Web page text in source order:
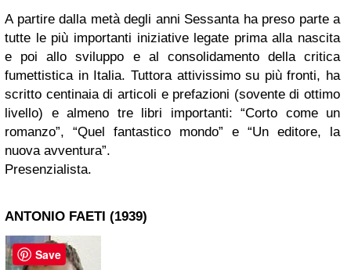
A partire dalla metà degli anni Sessanta ha preso parte a
tutte le più importanti iniziative legate prima alla nascita
e poi allo sviluppo e al consolidamento della critica
fumettistica in Italia. Tuttora attivissimo su più fronti, ha
scritto centinaia di articoli e prefazioni (sovente di ottimo
livello) e almeno tre libri importanti: “Corto come un
romanzo”, “Quel fantastico mondo” e “Un editore, la
nuova avventura”.
Presenzialista.
ANTONIO FAETI (1939)
Save